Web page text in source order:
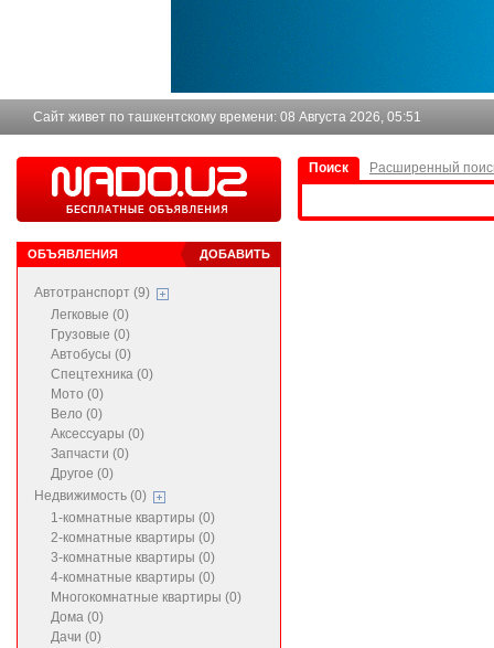
Сайт живет по ташкентскому времени: 08 Августа 2026, 05:51
ДОБАВИТЬ
ОБЪЯВЛЕНИЯ
Автотранспорт (9)
Легковые (0)
Грузовые (0)
Автобусы (0)
Спецтехника (0)
Мото (0)
Вело (0)
Аксессуары (0)
Запчасти (0)
Другое (0)
Недвижимость (0)
1-комнатные квартиры (0)
2-комнатные квартиры (0)
3-комнатные квартиры (0)
4-комнатные квартиры (0)
Многокомнатные квартиры (0)
Дома (0)
Дачи (0)
Поиск Расширенный